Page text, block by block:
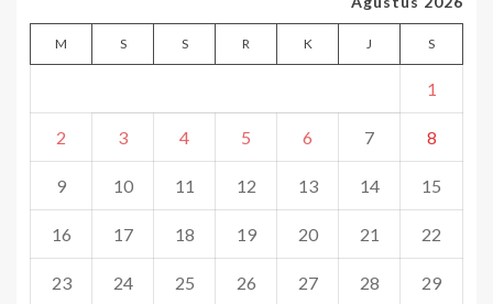
M S S R K J S
1
2 3 4 5 6 7 8
9 10 11 12 13 14 15
16 17 18 19 20 21 22
23 24 25 26 27 28 29